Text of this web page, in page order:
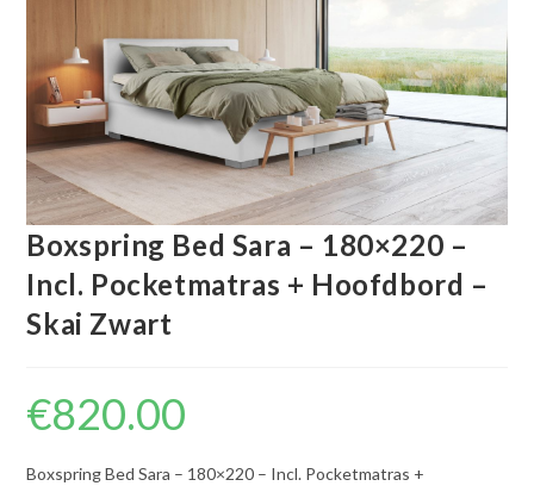
Boxspring Bed Sara – 180×220 –
Incl. Pocketmatras + Hoofdbord –
Skai Zwart
€820.00
Boxspring Bed Sara – 180×220 – Incl. Pocketmatras +